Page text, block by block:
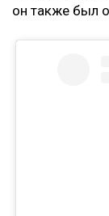
он также был